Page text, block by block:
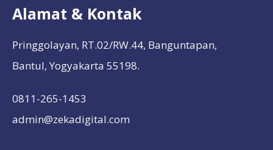
Alamat & Kontak
Pringgolayan, RT.02/RW.44, Banguntapan,
Bantul, Yogyakarta 55198.
0811-265-1453
admin@zekadigital.com